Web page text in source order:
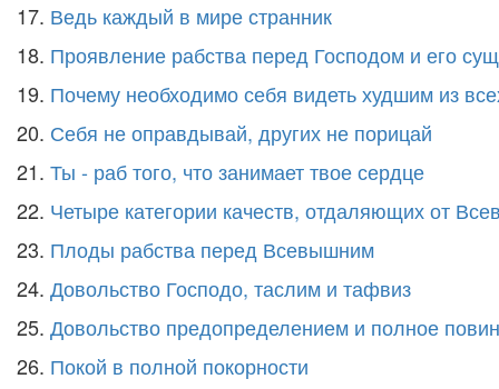
17. Ведь каждый в мире странник
18. Проявление рабства перед Господом и его
19. Почему необходимо себя видеть худшим из
20. Себя не оправдывай, других не порицай
21. Ты - раб того, что занимает твое сердце
22. Четыре категории качеств, отдаляющих от
23. Плоды рабства перед Всевышним
24. Довольство Господо, таслим и тафвиз
25. Довольство предопределением и полное
26. Покой в полной покорности